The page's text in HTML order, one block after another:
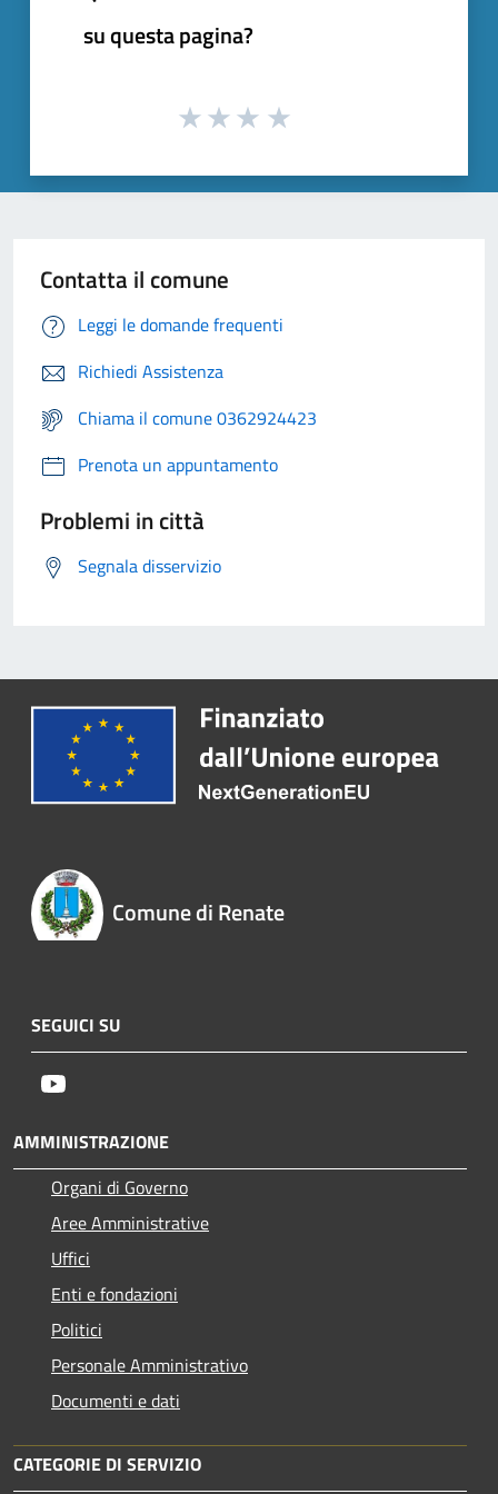
su questa pagina?
Contatta il comune
Leggi le domande frequenti
Richiedi Assistenza
Chiama il comune 0362924423
Prenota un appuntamento
Problemi in città
Segnala disservizio
Comune di Renate
SEGUICI SU
AMMINISTRAZIONE
Organi di Governo
Aree Amministrative
Uffici
Enti e fondazioni
Politici
Personale Amministrativo
Documenti e dati
CATEGORIE DI SERVIZIO